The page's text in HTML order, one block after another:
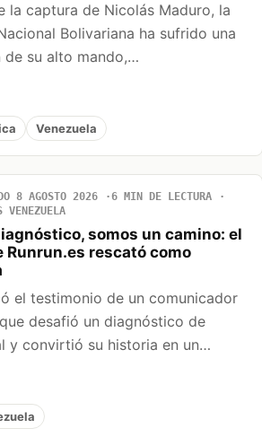
la captura de Nicolás Maduro, la
Bolivariana ha sufrido una
de su alto mando,…
Venezuela
8 AGOSTO 2026
6 MIN DE LECTURA
VENEZUELA
somos un camino: el
rescató como
el testimonio de un comunicador
desafió un diagnóstico de
y convirtió su historia en un…